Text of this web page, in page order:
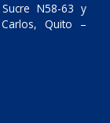
N58-63 y
Quito –